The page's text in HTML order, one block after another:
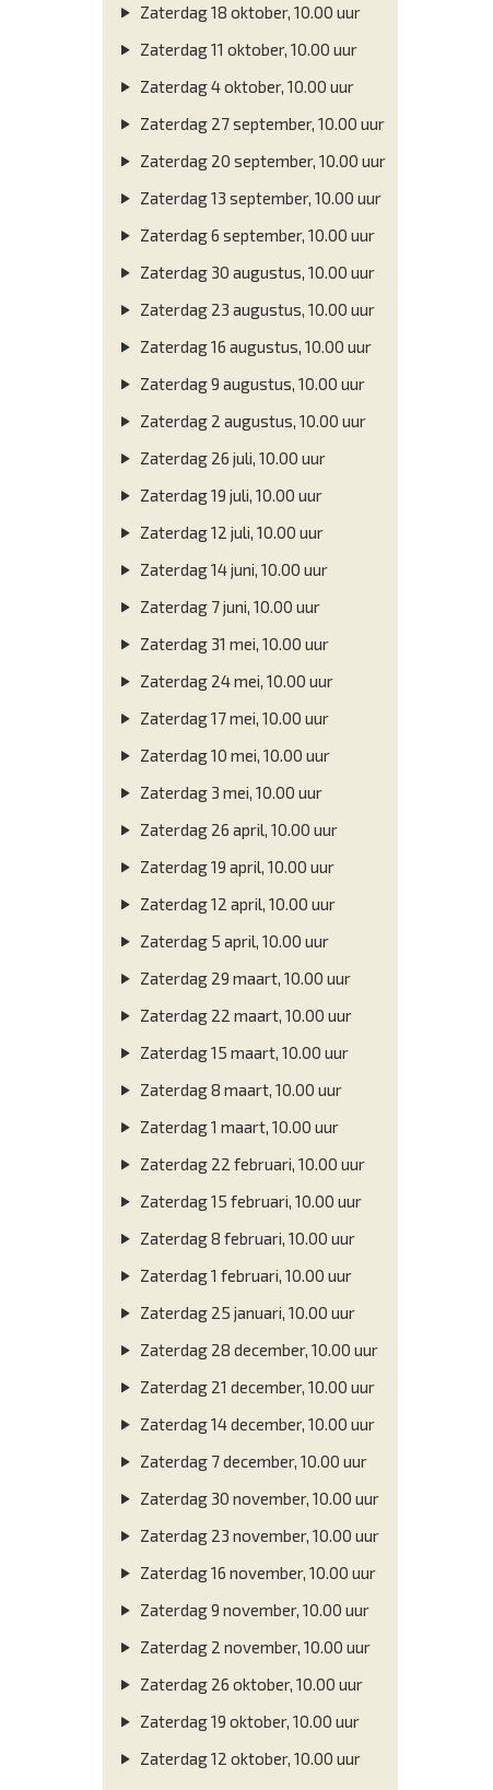
Zaterdag 18 oktober, 10.00 uur
Zaterdag 11 oktober, 10.00 uur
Zaterdag 4 oktober, 10.00 uur
Zaterdag 27 september, 10.00 uur
Zaterdag 20 september, 10.00 uur
Zaterdag 13 september, 10.00 uur
Zaterdag 6 september, 10.00 uur
Zaterdag 30 augustus, 10.00 uur
Zaterdag 23 augustus, 10.00 uur
Zaterdag 16 augustus, 10.00 uur
Zaterdag 9 augustus, 10.00 uur
Zaterdag 2 augustus, 10.00 uur
Zaterdag 26 juli, 10.00 uur
Zaterdag 19 juli, 10.00 uur
Zaterdag 12 juli, 10.00 uur
Zaterdag 14 juni, 10.00 uur
Zaterdag 7 juni, 10.00 uur
Zaterdag 31 mei, 10.00 uur
Zaterdag 24 mei, 10.00 uur
Zaterdag 17 mei, 10.00 uur
Zaterdag 10 mei, 10.00 uur
Zaterdag 3 mei, 10.00 uur
Zaterdag 26 april, 10.00 uur
Zaterdag 19 april, 10.00 uur
Zaterdag 12 april, 10.00 uur
Zaterdag 5 april, 10.00 uur
Zaterdag 29 maart, 10.00 uur
Zaterdag 22 maart, 10.00 uur
Zaterdag 15 maart, 10.00 uur
Zaterdag 8 maart, 10.00 uur
Zaterdag 1 maart, 10.00 uur
Zaterdag 22 februari, 10.00 uur
Zaterdag 15 februari, 10.00 uur
Zaterdag 8 februari, 10.00 uur
Zaterdag 1 februari, 10.00 uur
Zaterdag 25 januari, 10.00 uur
Zaterdag 28 december, 10.00 uur
Zaterdag 21 december, 10.00 uur
Zaterdag 14 december, 10.00 uur
Zaterdag 7 december, 10.00 uur
Zaterdag 30 november, 10.00 uur
Zaterdag 23 november, 10.00 uur
Zaterdag 16 november, 10.00 uur
Zaterdag 9 november, 10.00 uur
Zaterdag 2 november, 10.00 uur
Zaterdag 26 oktober, 10.00 uur
Zaterdag 19 oktober, 10.00 uur
Zaterdag 12 oktober, 10.00 uur